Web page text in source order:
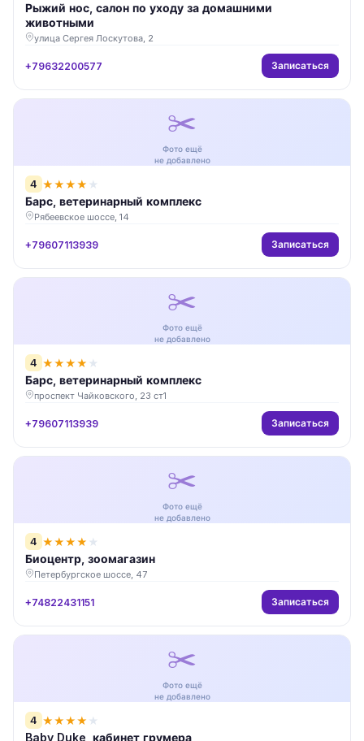
Рыжий нос, салон по уходу за домашними
животными
улица Сергея Лоскутова, 2
+79632200577 Записаться
✂️
Фото ещё
не добавлено
4 ★★★★ ★
Барс, ветеринарный комплекс
Рябеевское шоссе, 14
+79607113939 Записаться
✂️
Фото ещё
не добавлено
4 ★★★★ ★
Барс, ветеринарный комплекс
проспект Чайковского, 23 ст1
+79607113939 Записаться
✂️
Фото ещё
не добавлено
4 ★★★★ ★
Биоцентр, зоомагазин
Петербургское шоссе, 47
+74822431151 Записаться
✂️
Фото ещё
не добавлено
4 ★★★★ ★
Baby Duke, кабинет грумера